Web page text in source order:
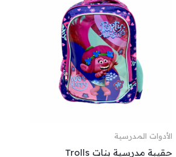
الأدوات المدرسية
حقيبة مدرسية بنات Trolls